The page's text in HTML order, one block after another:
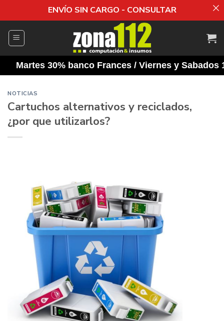
ENVÍO SIN CARGO - CONSULTAR
30% banco Frances / Viernes y Sabados
NOTICIAS
Cartuchos alternativos y reciclados,
¿por que utilizarlos?